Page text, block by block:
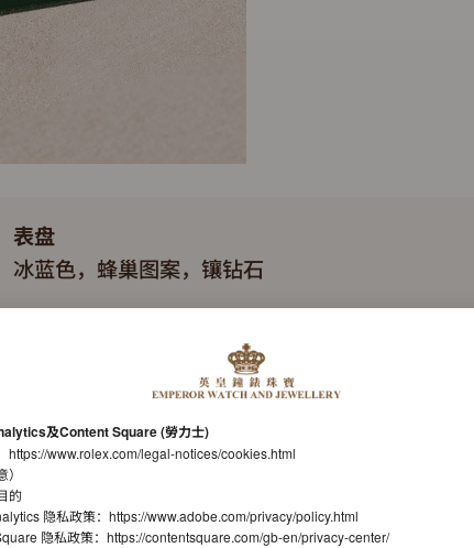
表盘
冰蓝色，蜂巢图案，镶钻石
纤薄纪念型（Flat Jubilee），五格实心链节
自动上链机械恒动机芯
机芯型号
劳力士7135型机芯
及Content Square (勞力士)
https://www.rolex.com/legal-notices/cookies.html
的
隐私政策： https://www.adobe.com/privacy/policy.html
隐私政策： https://contentsquare.com/gb-en/privacy-center/